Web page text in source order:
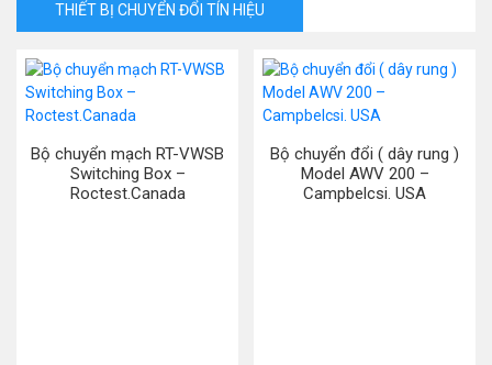
THIẾT BỊ CHUYỂN ĐỔI TÍN HIỆU
Bộ chuyển mạch RT-VWSB
Switching Box –
Roctest.Canada
Bộ chuyển đổi ( dây rung )
Model AWV 200 –
Campbelcsi. USA